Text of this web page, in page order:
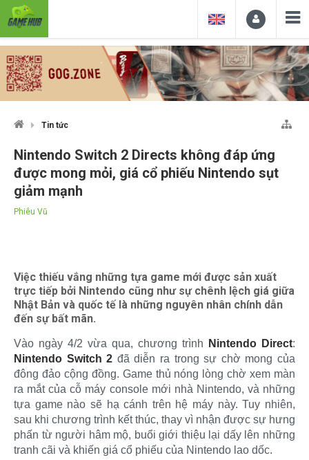
Tin tức
Nintendo Switch 2 Directs không đáp ứng
được mong mỏi, giá cổ phiếu Nintendo sụt
giảm mạnh
Phiêu Vũ
Việc thiếu vắng những tựa game mới được sản xuất
trực tiếp bởi Nintendo cũng như sự chênh lệch giá giữa
Nhật Bản và quốc tế là những nguyên nhân chính dẫn
đến sự bất mãn.
Vào ngày 4/2 vừa qua, chương trình Nintendo Direct:
Nintendo Switch 2 đã diễn ra trong sự chờ mong của
đông đảo cộng đồng. Game thủ nóng lòng chờ xem màn
ra mắt của cỗ máy console mới nhà Nintendo, và những
tựa game nào sẽ hạ cánh trên hệ máy này. Tuy nhiên,
sau khi chương trình kết thúc, thay vì nhận được sự hưng
phấn từ người hâm mộ, buổi giới thiệu lại dấy lên những
tranh cãi và khiến giá cổ phiếu của Nintendo lao dốc.